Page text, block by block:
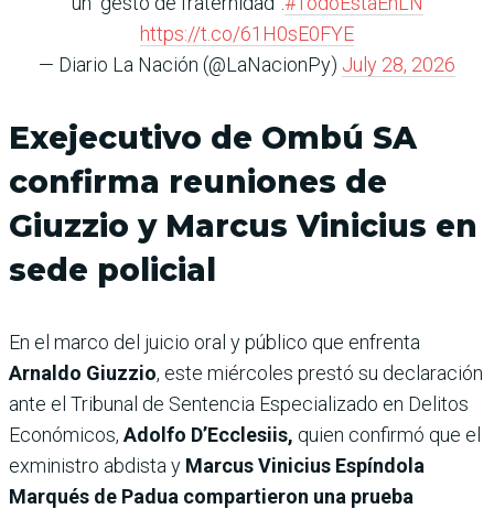
https://t.co/61H0sE0FYE
— Diario La Nación (@LaNacionPy) July 28, 2026
Exejecutivo de Ombú SA
confirma reuniones de
Giuzzio y Marcus Vinicius en
sede policial
En el marco del juicio oral y público que enfrenta
Arnaldo Giuzzio, este miércoles prestó su declaración
ante el Tribunal de Sentencia Especializado en Delitos
Económicos, Adolfo D’Ecclesiis, quien confirmó que el
exministro abdista y Marcus Vinicius Espíndola
Marqués de Padua compartieron una prueba